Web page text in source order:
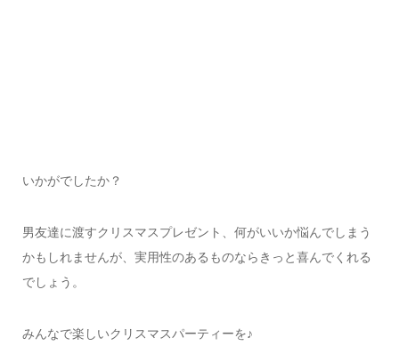
いかがでしたか？
男友達に渡すクリスマスプレゼント、何がいいか悩んでしまう
かもしれませんが、実用性のあるものならきっと喜んでくれる
でしょう。
みんなで楽しいクリスマスパーティーを♪